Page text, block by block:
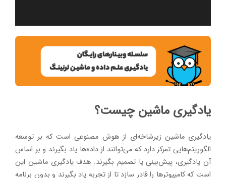
یادگیری ماشین چیست؟‌
یادگیری ماشین زیرشاخه‌ای از هوش مصنوعی است که بر توسعه
الگوریتم‌هایی تمرکز دارد که می‌توانند از داده‌ها یاد بگیرند و بر اساس
آن یادگیری، پیش‌بینی یا تصمیم بگیرند. هدف یادگیری ماشین این
است که کامپیوترها را قادر سازد تا از تجربه یاد بگیرند و بدون برنامه